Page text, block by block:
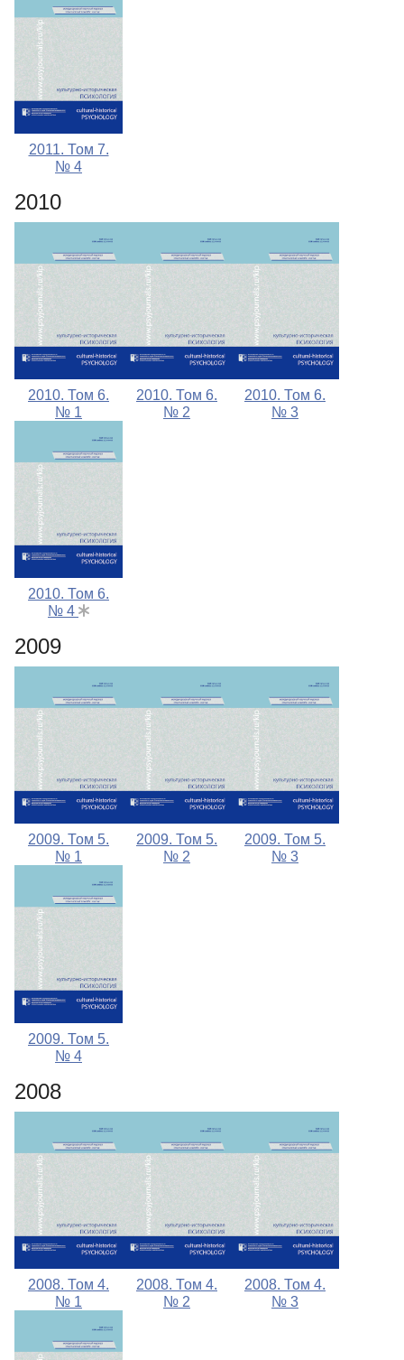
2011. Том 7.
№ 4
2010
2010. Том 6.
№ 1
2010. Том 6.
№ 2
2010. Том 6.
№ 3
2010. Том 6.
№ 4
2009
2009. Том 5.
№ 1
2009. Том 5.
№ 2
2009. Том 5.
№ 3
2009. Том 5.
№ 4
2008
2008. Том 4.
№ 1
2008. Том 4.
№ 2
2008. Том 4.
№ 3